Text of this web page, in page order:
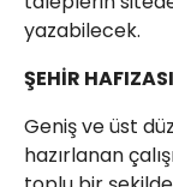
yazabilecek.
ŞEHİR
Geniş ve üst
hazırlanan